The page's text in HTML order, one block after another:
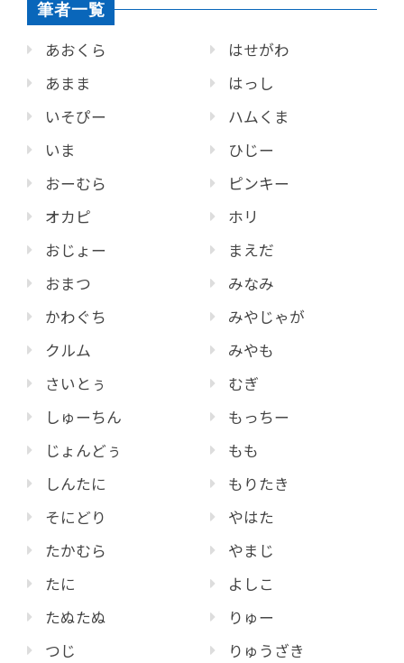
筆者一覧
あおくら
あまま
いそぴー
いま
おーむら
オカピ
おじょー
おまつ
かわぐち
クルム
さいとぅ
しゅーちん
じょんどぅ
しんたに
そにどり
たかむら
たに
たぬたぬ
つじ
はせがわ
はっし
ハムくま
ひじー
ピンキー
ホリ
まえだ
みなみ
みやじゃが
みやも
むぎ
もっちー
もも
もりたき
やはた
やまじ
よしこ
りゅー
りゅうざき